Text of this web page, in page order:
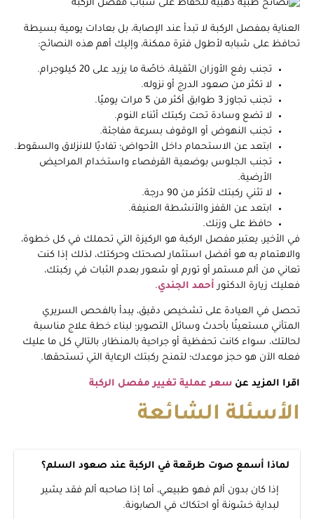
العناية بمفصل الركبة لا تبدأ عند الإصابة، بل بعادات يومية بسيطة
تحافظ على شبابه لأطول فترة ممكنة، وإليك أهم هذه النصائح:
تجنب رفع الأوزان الثقيلة، خاصًة ما يزيد على 20 كيلوجرام.
لا تكثر من صعود الدرج أو نزوله.
تجنب تجاوز 3 طوابق أكثر من 5 مرات يوميًا.
لا تضع وسادة تحت ركبتك أثناء النوم.
تجنب النهوض أو الوقوف بسرعة مفاجئة.
ابتعد عن الاستحمام داخل الأحواض؛ تفاديًا للانزلاق والسقوط.
تجنب الجلوس بوضعية القرفصاء واستخدام المراحيض
الأرضية.
لا تثني ركبتك لأكثر من 90 درجة.
ابتعد عن القفز والأنشطة العنيفة.
حافظ على وزنك.
في الأخير، يعتبر مفصل الركبة هو الركيزة التي تحملك في كل خطوة،
والاهتمام به هو أفضل استثمار لصحتك وحركتك، لذلك إذا كنت
تعاني من ألم مستمر أو تورم أو شعور بعدم الثبات في ركبتك،
فعليك زيارة الدكتور أحمد الجندي.
تحصل في العيادة على تشخيص دقيق، يبدأ بالفحص السريري
المتأني مستعينًا بأحدث وسائل التصوير؛ لبناء خطة علاج مناسبة
لحالتك، سواء كانت تحفظية أو جراحية بالمنظار، بالتالي كل ما عليك
فعله الآن هو حجز موعدك؛ لتمنح ركبتك الرعاية التي تستحقها.
اقرا المزيد عن سعر عملية تغيير مفصل الركبة
الأسئلة الشائعة
لماذا أسمع صوت طرقعة في الركبة عند صعود السلم؟
إذا كان بدون ألم فهو طبيعي، أما إذا صاحبه ألم فقد يشير
لبداية خشونة أو احتكاك في الصابونة.